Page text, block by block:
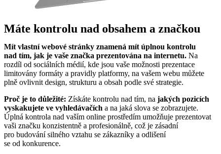
Máte kontrolu nad obsahem a značkou
Mít vlastní webové stránky znamená mít úplnou kontrolu
nad tím, jak je vaše značka prezentována na internetu. Na
rozdíl od sociálních médií, kde jsou vaše možnosti prezentace
limitovány formáty a pravidly platformy, na vašem webu můžete
plně ovlivnit design, strukturu a obsah podle své strategie.
Proč je to důležité: Získáte kontrolu nad tím, na jakých pozicích
vyskakujete ve vyhledávačích a na jaká slova se zobrazujete.
Úplná kontrola nad vaším online prostředím umožňuje prezentovat
vaši značku konzistentně a profesionálně, což je zásadní
pro budování silného vztahu se zákazníky a odlišení
se od konkurence.